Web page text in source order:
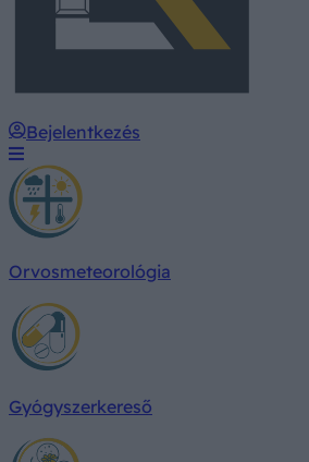
Bejelentkezés
Orvosmeteorológia
Gyógyszerkereső